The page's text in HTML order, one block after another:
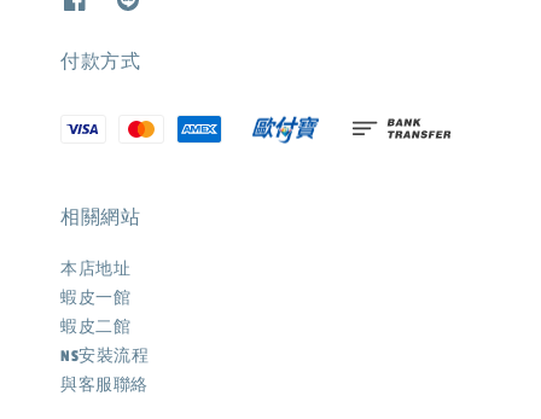
付款方式
相關網站
本店地址
蝦皮一館
蝦皮二館
NS安裝流程
與客服聯絡